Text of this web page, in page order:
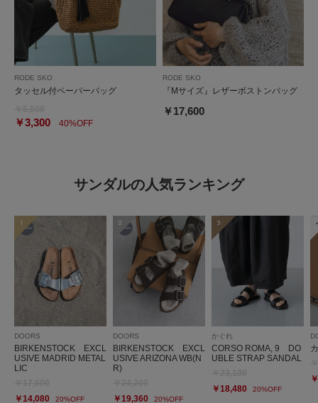
RODE SKO
タッセル付ペーパーバッグ
￥3,300 40%OFF
RODE SKO
『Mサイズ』レザーボストンバッグ
￥17,600
サンダルの人気ランキング
1
DOORS
BIRKENSTOCK EXCL
USIVE MADRID METAL
LIC
￥14,080
20%OFF
2
DOORS
BIRKENSTOCK EXCL
USIVE ARIZONA WB(N
R)
￥19,360
20%OFF
3
かぐれ
CORSO ROMA, 9 DO
UBLE STRAP SANDAL
￥18,480
20%OFF